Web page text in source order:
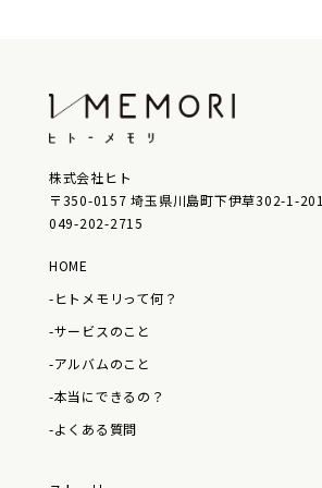
株式会社ヒト
〒350-0157 埼玉県川島町下伊草302-1-201
049-202-2715
HOME
-ヒトメモリって何？
-サービスのこと
-アルバムのこと
-本当にできるの？
-よくある質問